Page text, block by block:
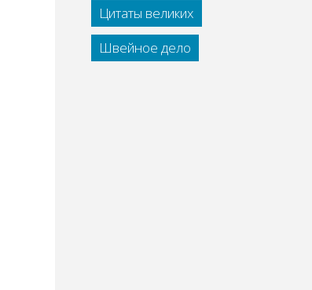
Цитаты великих
Швейное дело